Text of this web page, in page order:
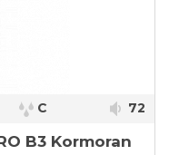
C 72
B3 Kormoran